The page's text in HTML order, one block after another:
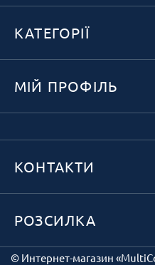
КАТЕГОРІЇ
МІЙ ПРОФІЛЬ
КОНТАКТИ
РОЗСИЛКА
© Интернет-магазин